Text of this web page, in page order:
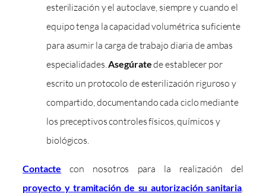
esterilización y el autoclave, siempre y cuando el
equipo tenga la capacidad volumétrica suficiente
para asumir la carga de trabajo diaria de ambas
especialidades.Asegúratede establecer por
escrito un protocolo de esterilización riguroso y
compartido, documentando cada ciclo mediante
los preceptivos controles físicos, químicos y
biológicos.
Contacte con nosotros para la realización del
proyecto y tramitación de su autorización sanitaria